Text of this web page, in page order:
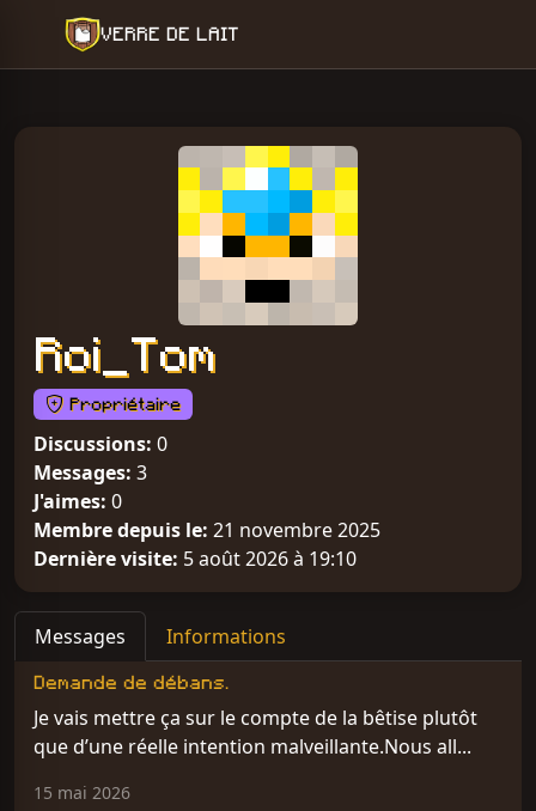
VERRE DE LAIT
Roi_Tom
Propriétaire
Discussions: 0
Messages: 3
J'aimes: 0
Membre depuis le: 21 novembre 2025
Dernière visite: 5 août 2026 à 19:10
Messages Informations
Demande de débans.
Je vais mettre ça sur le compte de la bêtise plutôt
que d’une réelle intention malveillante.Nous all...
15 mai 2026